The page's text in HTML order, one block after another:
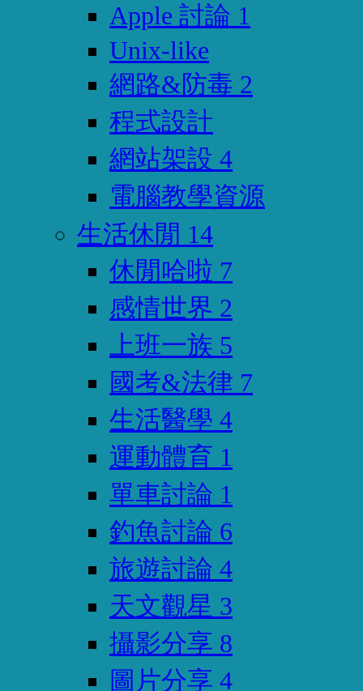
Apple 討論 1
Unix-like
網路&防毒 2
程式設計
網站架設 4
電腦教學資源
生活休閒 14
休閒哈啦 7
感情世界 2
上班一族 5
國考&法律 7
生活醫學 4
運動體育 1
單車討論 1
釣魚討論 6
旅遊討論 4
天文觀星 3
攝影分享 8
圖片分享 4